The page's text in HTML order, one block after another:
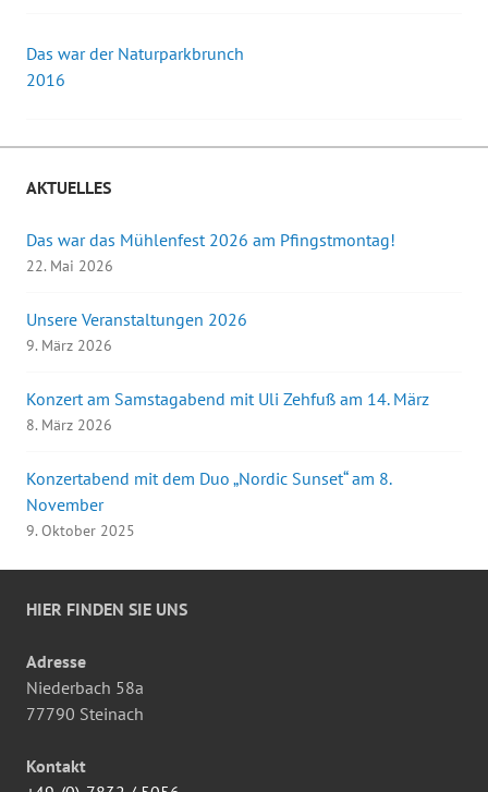
Beitrags-
Das war der Naturparkbrunch
2016
AKTUELLES
Das war das Mühlenfest 2026 am Pfingstmontag!
22. Mai 2026
Unsere Veranstaltungen 2026
9. März 2026
Konzert am Samstagabend mit Uli Zehfuß am 14. März
8. März 2026
Konzertabend mit dem Duo „Nordic Sunset“ am 8.
November
9. Oktober 2025
HIER FINDEN SIE UNS
Adresse
Niederbach 58a
77790 Steinach
Kontakt